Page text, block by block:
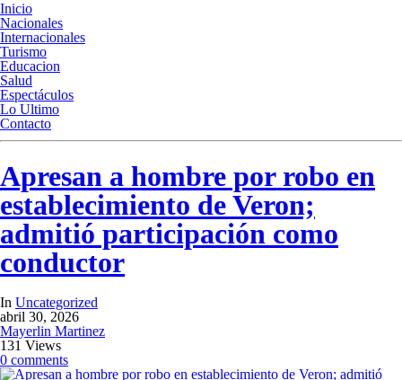
Inicio
Nacionales
Internacionales
Turismo
Educacion
Salud
Espectáculos
Lo Ultimo
Contacto
Apresan a hombre por robo en
establecimiento de Veron;
admitió participación como
conductor
In Uncategorized
abril 30, 2026
Mayerlin Martinez
131 Views
0 comments